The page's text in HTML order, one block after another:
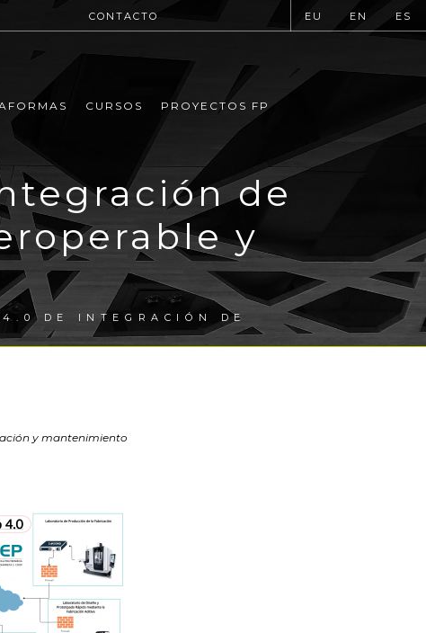
CONTACTO EU EN ES
CURSOS PROYECTOS FP
de
y
DE INTEGRACIÓN DE
y mantenimiento